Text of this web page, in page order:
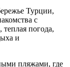
Турции,
с
теплая погода,
и
пляжами, где